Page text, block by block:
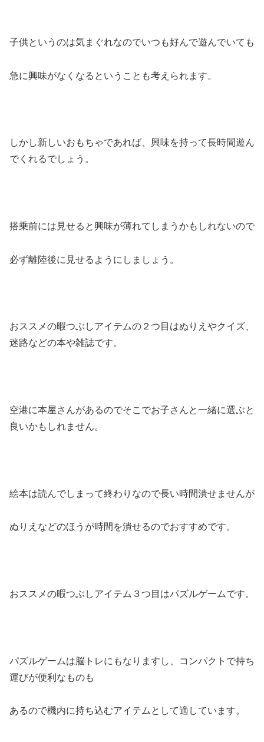
子供というのは気まぐれなのでいつも好んで遊んでいても
急に興味がなくなるということも考えられます。
しかし新しいおもちゃであれば、興味を持って長時間遊ん
でくれるでしょう。
搭乗前には見せると興味が薄れてしまうかもしれないので
必ず離陸後に見せるようにしましょう。
おススメの暇つぶしアイテムの２つ目はぬりえやクイズ、
迷路などの本や雑誌です。
空港に本屋さんがあるのでそこでお子さんと一緒に選ぶと
良いかもしれません。
絵本は読んでしまって終わりなので長い時間潰せませんが
ぬりえなどのほうが時間を潰せるのでおすすめです。
おススメの暇つぶしアイテム３つ目はパズルゲームです。
パズルゲームは脳トレにもなりますし、コンパクトで持ち
運びが便利なものも
あるので機内に持ち込むアイテムとして適しています。